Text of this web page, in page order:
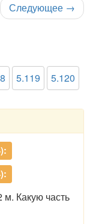
Следующее →
5.119 5.120
Какую часть